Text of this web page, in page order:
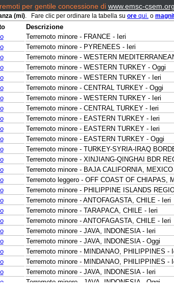
per gentile concessione di www.emsc-
(mi). Fare clic per ordinare la tabella su ore qui. o
Descrizione
Terremoto minore - FRANCE - Ieri
Terremoto minore - PYRENEES - Ieri
Terremoto minore - WESTERN
Terremoto minore - WESTERN TURKEY - Oggi
Terremoto minore - WESTERN TURKEY - Ieri
Terremoto minore - CENTRAL TURKEY - Oggi
Terremoto minore - WESTERN TURKEY - Ieri
Terremoto minore - CENTRAL TURKEY - Ieri
Terremoto minore - EASTERN TURKEY - Ieri
Terremoto minore - EASTERN TURKEY - Ieri
Terremoto minore - EASTERN TURKEY - Oggi
Terremoto minore - TURKEY-SYRIA-IRAQ
Terremoto minore - XINJIANG-QINGHAI BDR
Terremoto minore - BAJA CALIFORNIA,
Terremoto leggero - OFF COAST OF CHIAPAS,
Terremoto minore - PHILIPPINE ISLANDS
Terremoto minore - ANTOFAGASTA, CHILE - Ieri
Terremoto minore - TARAPACA, CHILE - Ieri
Terremoto minore - ANTOFAGASTA, CHILE - Ieri
Terremoto minore - JAVA, INDONESIA - Ieri
Terremoto minore - JAVA, INDONESIA - Oggi
Terremoto minore - MINDANAO, PHILIPPINES -
Terremoto minore - MINDANAO, PHILIPPINES -
Terremoto minore - JAVA, INDONESIA - Ieri
Terremoto minore - JAVA, INDONESIA - Oggi